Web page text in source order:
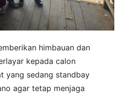
himbauan dan
kepada calon
yang sedang standbay
agar tetap menjaga